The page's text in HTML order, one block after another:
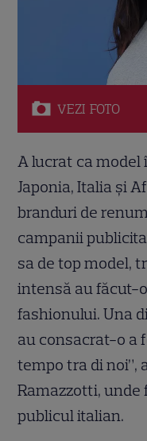
VEZI FOTO
A lucrat ca model
Japonia, Italia și
branduri de
campanii
sa de top model,
intensă au făcut-
fashionului. Una
au consacrat-o a
tempo tra di noi”,
Ramazzotti,
publicul italian.